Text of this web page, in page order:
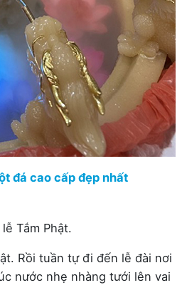
đá cao cấp đẹp nhất
Tắm Phật.
Rồi tuần tự đi đến lễ đài nơi
nước nhẹ nhàng tưới lên vai